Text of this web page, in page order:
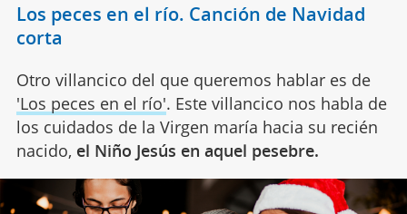
Los peces en el río. Canción de Navidad
corta
Otro villancico del que queremos hablar es de
'Los peces en el río'. Este villancico nos habla de
los cuidados de la Virgen maría hacia su recién
nacido, el Niño Jesús en aquel pesebre.